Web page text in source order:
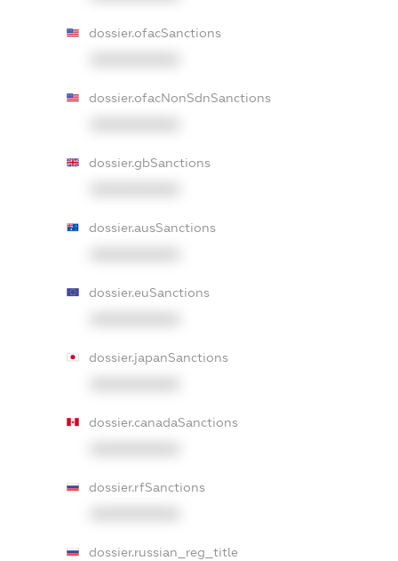
dossier.ofacSanctions
dossier.ofacNonSdnSanctions
dossier.gbSanctions
dossier.ausSanctions
dossier.euSanctions
dossier.japanSanctions
dossier.canadaSanctions
dossier.rfSanctions
dossier.russian_reg_title